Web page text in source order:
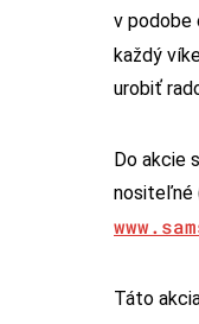
v podobe
každý
urobiť
Do akcie
nositeľné
Táto